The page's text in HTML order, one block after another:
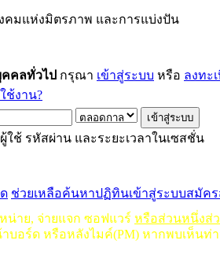
คลทั่วไป กรุณา เข้าสู่ระบบ หรือ ลงทะ
ช้งาน?
ใช้ รหัสผ่าน และระยะเวลาในเซสชั่น
ช่วยเหลือค้นหาปฏิทินเข้าสู่ระบบสมัค
น่าย, จ่ายแจก ซอฟแวร์ หรือส่วนหนึ่งส่
บอร์ด หรือหลังไมค์(PM) หากพบเห็นท่